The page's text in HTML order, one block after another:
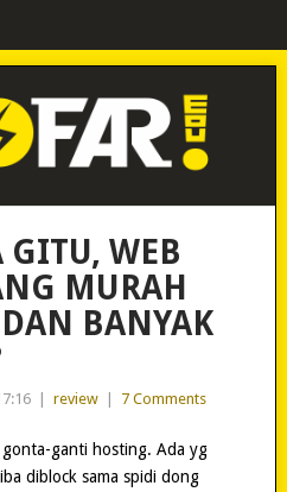
WEB
MURAH
BANYAK
review 7 Comments
ganti hosting. Ada yg
diblock sama spidi dong